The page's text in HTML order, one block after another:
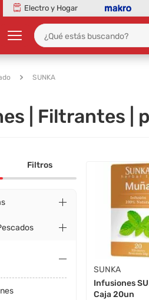
Electro y Hogar
SUNKA
| Filtrantes |
Filtros
SUNKA
Infusiones
Caja 20un